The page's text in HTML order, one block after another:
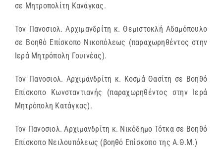
σε Μητροπολίτη Κανάγκας.
Τον Πανοσιολ. Αρχιμανδρίτη κ. Θεμιστοκλή Αδαμόπουλο
σε Βοηθό Επίσκοπο Νικοπόλεως (παραχωρηθέντος στην
Ιερά Μητρόπολη Γουινέας).
Τον Πανοσιολ. Αρχιμανδρίτη κ. Κοσμά Θασίτη σε Βοηθό
Επίσκοπο Κωνσταντιανής (παραχωρηθέντος στην Ιερά
Μητρόπολη Κατάγκας).
Τον Πανοσιολ. Αρχιμανδρίτη κ. Νικόδημο Τότκα σε Βοηθό
Επίσκοπο Νειλουπόλεως (βοηθό Επίσκοπο της Α.Θ.Μ.)